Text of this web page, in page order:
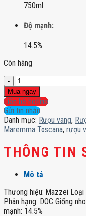
750ml
Độ mạnh:
14.5%
Còn hàng
Mazzei
Tirrenico
Maremma
Toscana
số
lượng
Mua ngay
Liên hệ hotline
Gửi tin nhắn
Danh mục: Rượu vang,
Maremma Toscana, rượu
THÔNG TIN
Mô tả
Thương hiệu: Mazzei Loại
Phân hạng: DOC Giống
mạnh: 14.5%